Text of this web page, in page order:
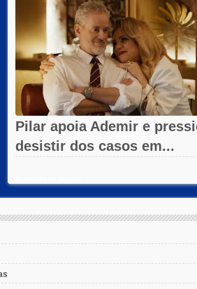
Pilar apoia Ademir e
desistir dos casos em...